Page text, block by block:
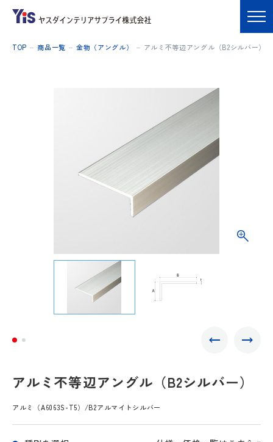
TOP 商品一覧 金物（アングル） アルミ不等辺アングル（B2シルバー）
アルミ不等辺アングル（B2シルバー）
アルミ（A6063S-T5）/B2アルマイトシルバー